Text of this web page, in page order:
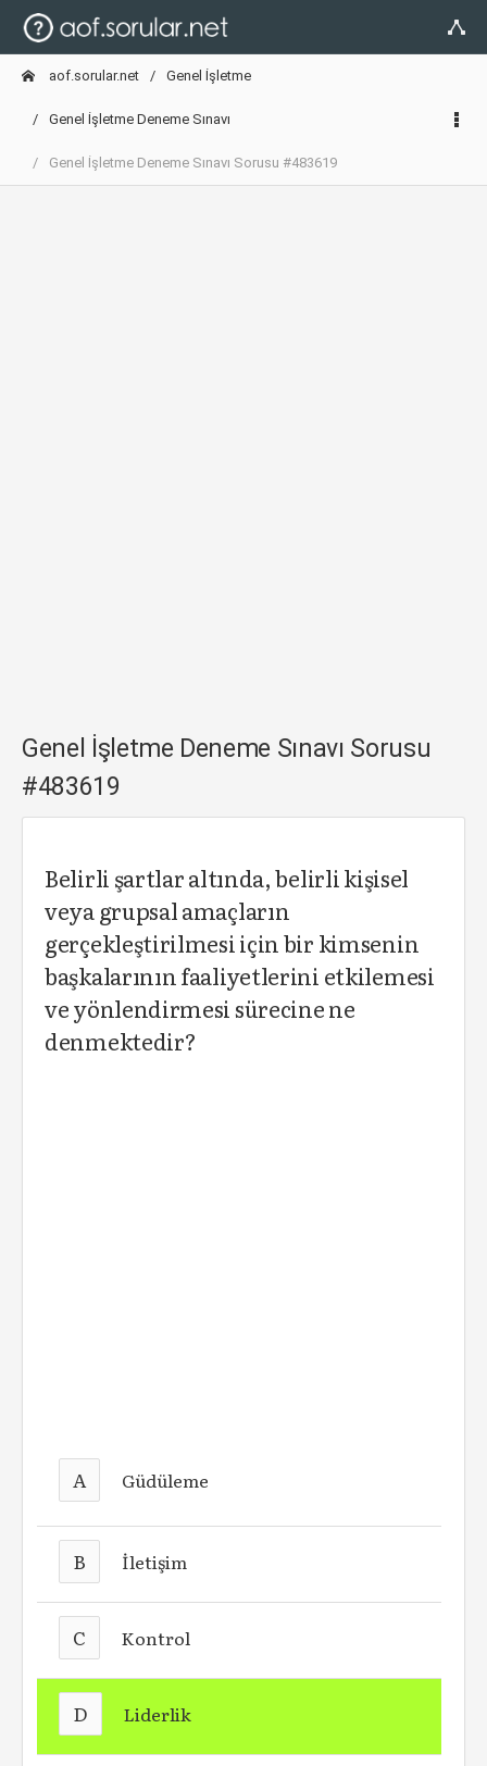
aof.sorular.net Genel İşletme
Genel İşletme Deneme Sınavı
Genel İşletme Deneme Sınavı Sorusu #483619
Genel İşletme Deneme Sınavı Sorusu
#483619
Belirli şartlar altında, belirli kişisel
veya grupsal amaçların
gerçekleştirilmesi için bir kimsenin
başkalarının faaliyetlerini etkilemesi
ve yönlendirmesi sürecine ne
denmektedir?
A Güdüleme
B İletişim
C Kontrol
D Liderlik